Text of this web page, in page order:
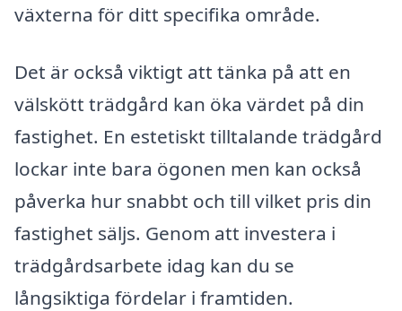
växterna för ditt specifika område.
Det är också viktigt att tänka på att en
välskött trädgård kan öka värdet på din
fastighet. En estetiskt tilltalande trädgård
lockar inte bara ögonen men kan också
påverka hur snabbt och till vilket pris din
fastighet säljs. Genom att investera i
trädgårdsarbete idag kan du se
långsiktiga fördelar i framtiden.